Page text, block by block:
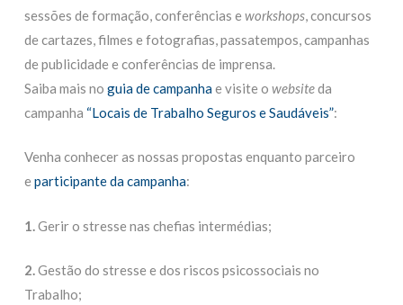
sessões de formação, conferências e workshops, concursos
de cartazes, filmes e fotografias, passatempos, campanhas
de publicidade e conferências de imprensa.
Saiba mais no guia de campanhae visite o websiteda
campanha “Locais de Trabalho Seguros e Saudáveis”:
Venha conhecer as nossas propostas enquanto parceiro
e participante da campanha:
1.Gerir o stresse nas chefias intermédias;
2.Gestão do stresse e dos riscos psicossociais no
Trabalho;